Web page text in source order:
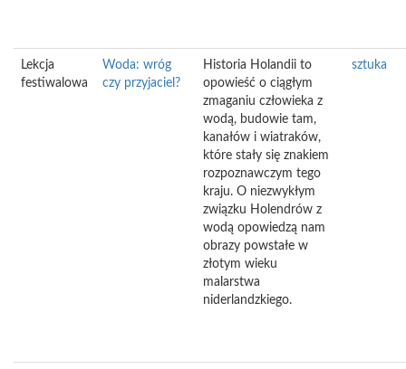
Lekcja
festiwalowa
Woda: wróg
czy przyjaciel?
Historia Holandii to
opowieść o ciągłym
zmaganiu człowieka z
wodą, budowie tam,
kanałów i wiatraków,
które stały się znakiem
rozpoznawczym tego
kraju. O niezwykłym
związku Holendrów z
wodą opowiedzą nam
obrazy powstałe w
złotym wieku
malarstwa
niderlandzkiego.
sztuka